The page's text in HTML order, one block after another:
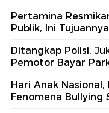
Pertamina
Publik, Ini Tujuannya
Ditangkap Polisi,
Pemotor Bayar
Hari Anak
Fenomena Bullying